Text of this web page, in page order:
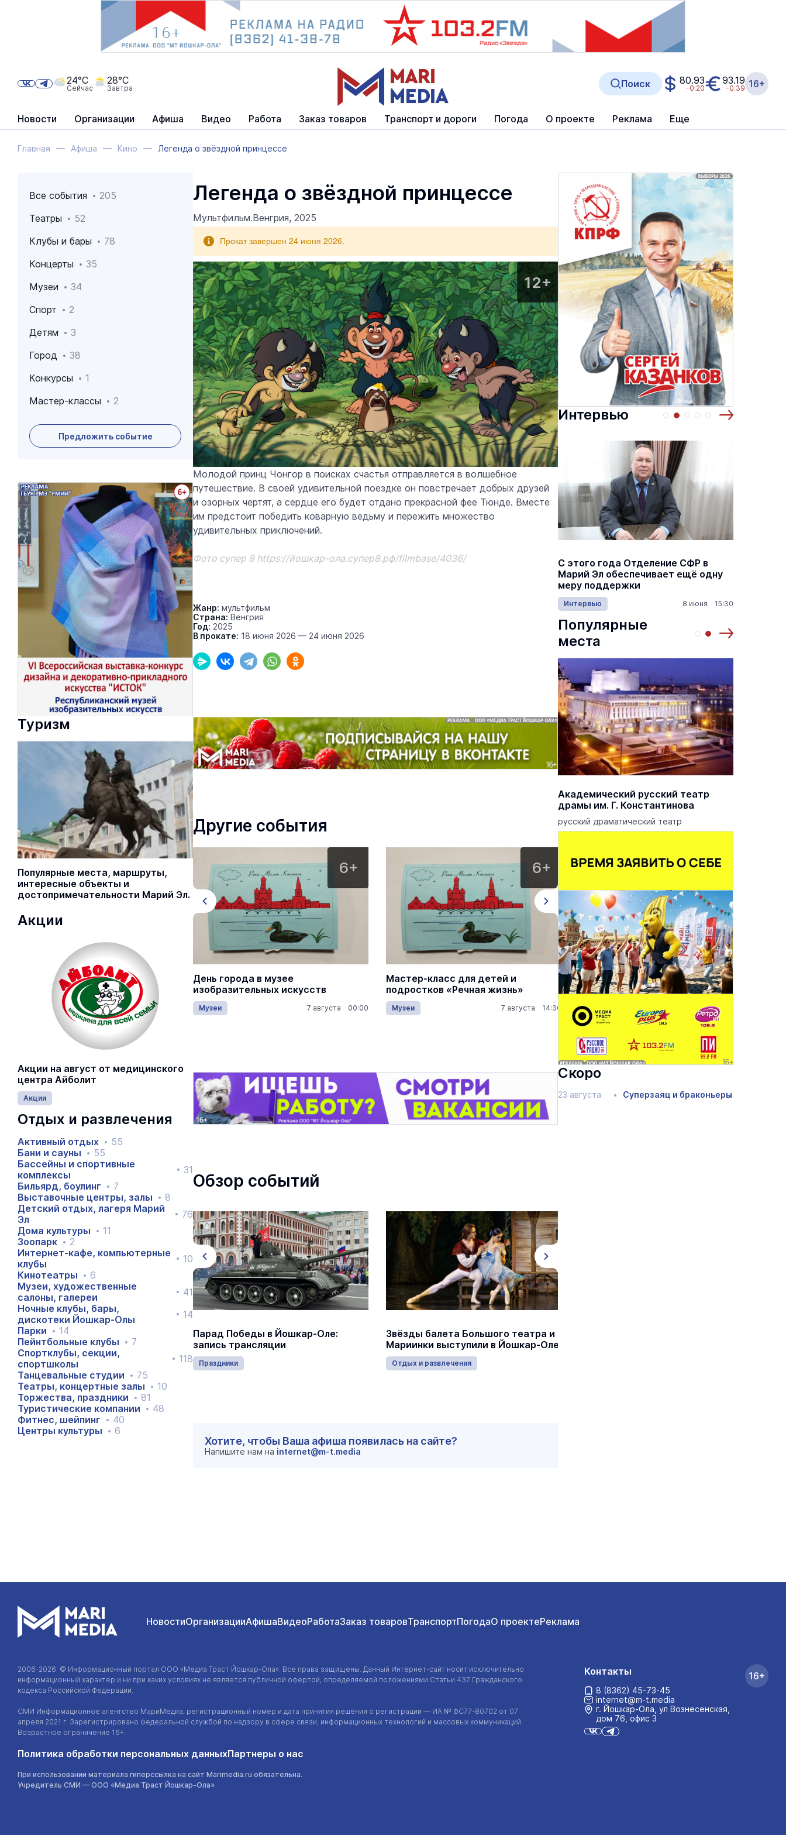
Новости Организации Афиша Видео Работа Заказ товаров Транспорт и дороги Погода О проекте Реклама Еще
24°C
Сейчас
28°C
Завтра Поиск 80.93
-0.20
93.19
-0.39 16+
Главная Афиша Кино Легенда о звёздной принцессе
Все события
205
Театры
52
Клубы и бары
78
Концерты
35
Музеи
34
Спорт
2
Детям
3
Город
38
Конкурсы
1
Мастер-классы
2
Предложить событие
Архив событий
Туризм
Популярные места, маршруты,
интересные объекты и
достопримечательности Марий Эл.
Акции
Акции на август от медицинского
центра Айболит
Акции
Отдых и развлечения
Активный отдых
55
Бани и сауны
55
Бассейны и спортивные
комплексы
31
Бильярд, боулинг
7
Выставочные центры, залы
8
Детский отдых, лагеря Марий
Эл
76
Дома культуры
11
Зоопарк
2
Интернет-кафе, компьютерные
клубы
10
Кинотеатры
6
Музеи, художественные
салоны, галереи
41
Ночные клубы, бары,
дискотеки Йошкар-Олы
14
Парки
14
Пейнтбольные клубы
7
Спортклубы, секции,
спортшколы
118
Танцевальные студии
75
Театры, концертные залы
10
Торжества, праздники
81
Туристические компании
48
Фитнес, шейпинг
40
Центры культуры
6
Легенда о звёздной принцессе
Мультфильм.Венгрия, 2025
Прокат завершен 24 июня 2026.
12+
Молодой принц Чонгор в поисках счастья отправляется в волшебное
путешествие. В своей удивительной поездке он повстречает добрых друзей
и озорных чертят, а сердце его будет отдано прекрасной фее Тюнде. Вместе
им предстоит победить коварную ведьму и пережить множество
удивительных приключений.
Фото супер 8 https://йошкар-ола.супер8.рф/filmbase/4036/
Жанр: мультфильм
Страна: Венгрия
Год: 2025
В прокате: 18 июня 2026 — 24 июня 2026
Другие события
День города Йошкар-Олы 2026
7 августа 00:00
6+
День города в музее
изобразительных искусств
Музеи 7 августа 00:00
6+
Мастер-класс для детей и
подростков «Речная жизнь»
Музеи 7 августа 14:30
12+
Мастер-класс «Марийский символ»
Музеи 7 августа 15:30
Обзор событий
Йошкар-Олу закружили в
«Севастопольском вальсе»
Отдых и развлечения
Парад Победы в Йошкар-Оле:
запись трансляции
Праздники
Звёзды балета Большого театра и
Мариинки выступили в Йошкар-Оле
Отдых и развлечения
Хотите, чтобы Ваша афиша появилась на сайте?
Напишите нам на internet@m-t.media
Интервью
«Солдатики называли меня мама
С этого года Отделение СФР в
Марий Эл обеспечивает ещё одну
меру поддержки
Интервью 8 июня 15:30
Популярные
места
Академический русский театр
драмы им. Г. Константинова
русский драматический театр
Скоро
23 августа Суперзаяц и браконьеры
НовостиОрганизацииАфишаВидеоРаботаЗаказ товаровТранспортПогодаО проектеРеклама
2006-2026 © Информационный портал ООО «Медиа Траст Йошкар-Ола» . Все права защищены. Данный Интернет-сайт носит исключительно
информационный характер и ни при каких условиях не является публичной офертой, определяемой положениями Статьи 437 Гражданского
кодекса Российской Федерации.
СМИ Информационное агентство МариМедиа, регистрационный номер и дата принятия решения о регистрации — ИА № ФС77-80702 от 07
апреля 2021 г. Зарегистрировано Федеральной службой по надзору в сфере связи, информационных технологий и массовых коммуникаций.
Возрастное ограничение 16+.
Политика обработки персональных данныхПартнеры о нас
При использовании материала гиперссылка на сайт Marimedia.ru обязательна.
Учредитель СМИ — ООО «Медиа Траст Йошкар-Ола»
Контакты
8 (8362) 45-73-45
internet@m-t.media
г. Йошкар‑Ола, ул Вознесенская,
дом 76, офис 3
16+